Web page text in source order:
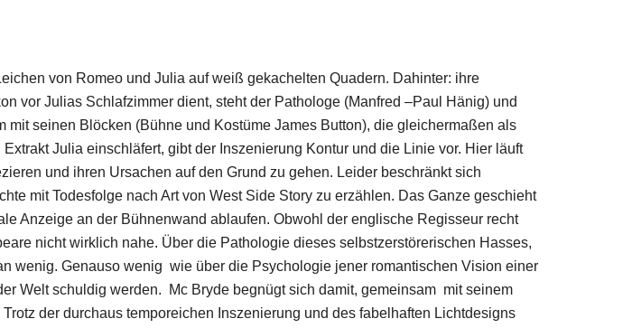
von Romeo und Julia auf weiß gekachelten Quadern. Dahinter: ihre
vor Julias Schlafzimmer dient, steht der Pathologe (Manfred –Paul Hänig) und
seinen Blöcken (Bühne und Kostüme James Button), die gleichermaßen als
Julia einschläfert, gibt der Inszenierung Kontur und die Linie vor. Hier läuft
und ihren Ursachen auf den Grund zu gehen. Leider beschränkt sich
mit Todesfolge nach Art von West Side Story zu erzählen. Das Ganze geschieht
Anzeige an der Bühnenwand ablaufen. Obwohl der englische Regisseur recht
nicht wirklich nahe. Über die Pathologie dieses selbstzerstörerischen Hasses,
wenig. Genauso wenig wie über die Psychologie jener romantischen Vision einer
Welt schuldig werden. Mc Bryde begnügt sich damit, gemeinsam mit seinem
der durchaus temporeichen Inszenierung und des fabelhaften Lichtdesigns